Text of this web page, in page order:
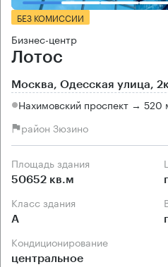
БЕЗ КОМИССИИ
Бизнес-центр
Лотос
Москва, Одесская улица,
Нахимовский проспект → 520
район Зюзино
Площадь здания
50652 кв.м
Класс здания
А
Кондиционирование
центральное